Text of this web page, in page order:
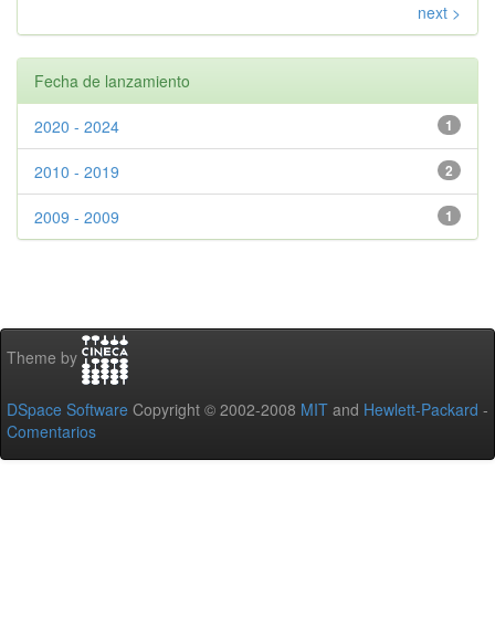
next >
Fecha de lanzamiento
1
2020 - 2024
2
2010 - 2019
1
2009 - 2009
Theme by
DSpace Software Copyright © 2002-2008 MIT and Hewlett-Packard -
Comentarios